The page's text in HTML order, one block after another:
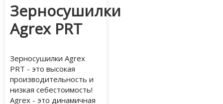
Зерносушилки
Agrex PRT
Зерносушилки Agrex
PRT - это высокая
производительность и
низкая себестоимость!
Agrex - это динамичная